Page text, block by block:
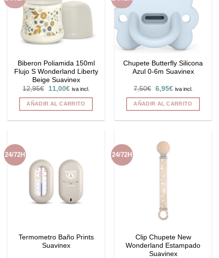
Biberon Poliamida 150ml
Flujo S Wonderland Liberty
Beige Suavinex
12,95€
El
original
era:
11,00€El
actual
es:
iva incl.
AÑADIR AL CARRITO
Chupete Butterfly Silicona
Azul 0-6m Suavinex
7,50€ El
original
era:
6,95€El
actual
es:
iva incl.
AÑADIR AL CARRITO
24/72H
Termometro Baño Prints
Suavinex
24/72H
Clip Chupete New
Wonderland Estampado
Suavinex